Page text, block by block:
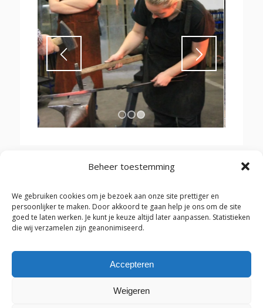
Beheer toestemming
We gebruiken cookies om je bezoek aan onze site prettiger en
persoonlijker te maken. Door akkoord te gaan help je ons om de site
goed te laten werken. Je kunt je keuze altijd later aanpassen. Statistieken
die wij verzamelen zijn geanonimiseerd.
Accepteren
Weigeren
Inleiding Smeden
Smeden 1
Gereedschap Smeden